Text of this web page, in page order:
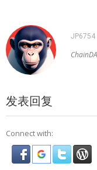
JP6754
发表回复
Connect with: